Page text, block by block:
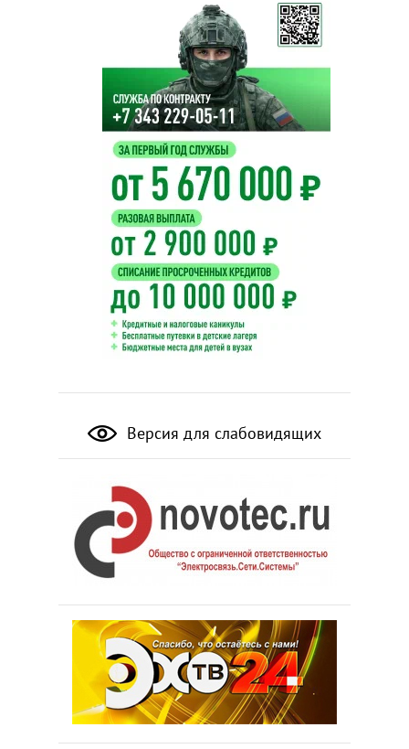
Версия для слабовидящих